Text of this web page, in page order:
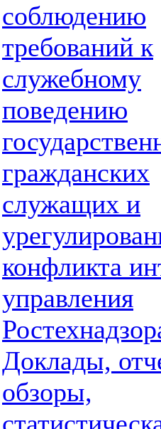
соблюдению
требований к
служебному
поведению
гражданских
служащих и
конфликта
управления
Доклады,
обзоры,